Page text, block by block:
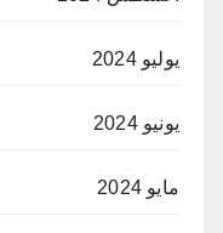
يوليو 2024
يونيو 2024
مايو 2024